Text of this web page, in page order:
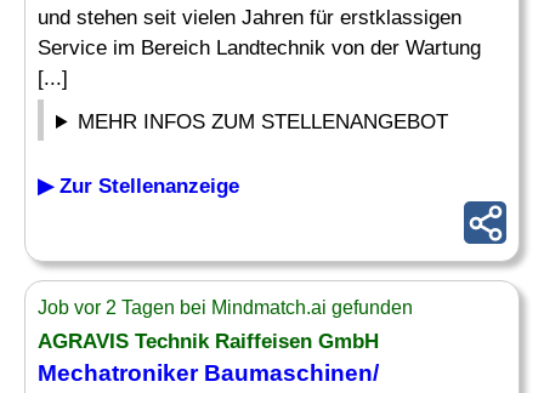
und stehen seit vielen Jahren für erstklassigen
Service im Bereich Landtechnik von der Wartung
[...]
MEHR INFOS ZUM STELLENANGEBOT
▶ Zur Stellenanzeige
Job vor 2 Tagen bei Mindmatch.ai gefunden
AGRAVIS Technik Raiffeisen GmbH
Mechatroniker Baumaschinen/